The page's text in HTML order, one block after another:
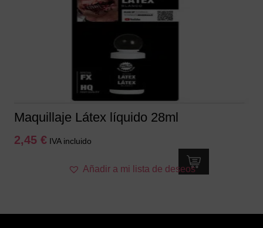
Maquillaje Látex líquido 28ml
2,45 € IVA incluido
Añadir a mi lista de deseos